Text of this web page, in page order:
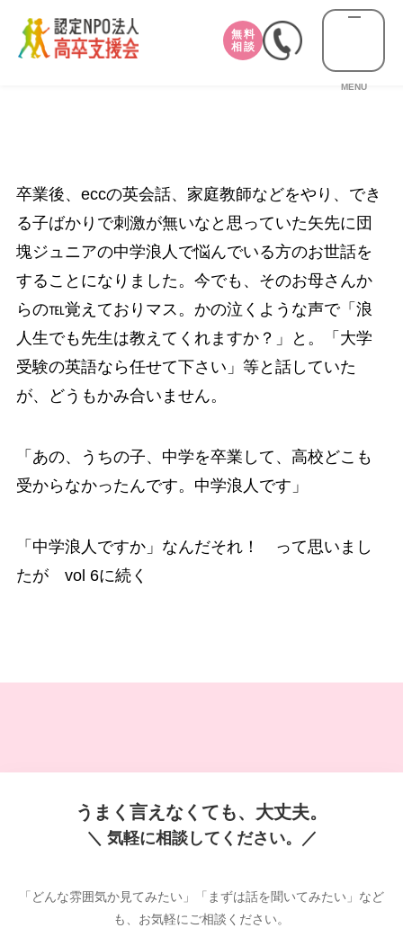
無料
相談
MENU
卒業後、eccの英会話、家庭教師などをやり、でき
る子ばかりで刺激が無いなと思っていた矢先に団
塊ジュニアの中学浪人で悩んでいる方のお世話を
することになりました。今でも、そのお母さんか
らの℡覚えておりマス。かの泣くような声で「浪
人生でも先生は教えてくれますか？」と。「大学
受験の英語なら任せて下さい」等と話していた
が、どうもかみ合いません。
「あの、うちの子、中学を卒業して、高校どこも
受からなかったんです。中学浪人です」
「中学浪人ですか」なんだそれ！ って思いまし
たが vol 6に続く
うまく言えなくても、大丈夫。
＼ 気軽に相談してください。／
「どんな雰囲気か見てみたい」「まずは話を聞いてみたい」など
も、お気軽にご相談ください。